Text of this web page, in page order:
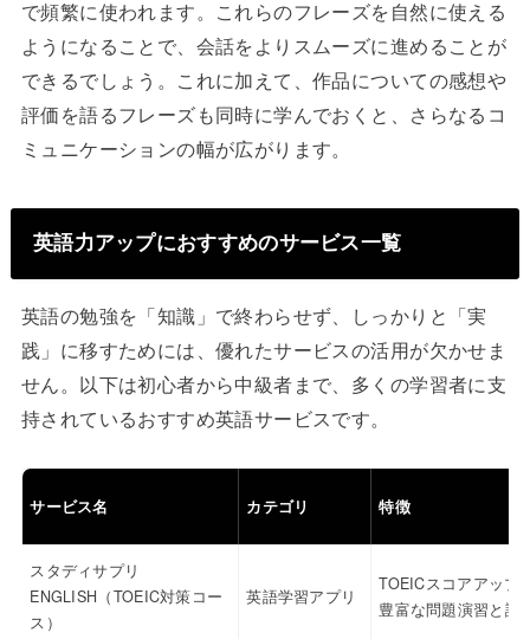
で頻繁に使われます。これらのフレーズを自然に使える
ようになることで、会話をよりスムーズに進めることが
できるでしょう。これに加えて、作品についての感想や
評価を語るフレーズも同時に学んでおくと、さらなるコ
ミュニケーションの幅が広がります。
英語力アップにおすすめのサービス一覧
英語の勉強を「知識」で終わらせず、しっかりと「実
践」に移すためには、優れたサービスの活用が欠かせま
せん。以下は初心者から中級者まで、多くの学習者に支
持されているおすすめ英語サービスです。
サービス名 カテゴリ 特徴
スタディサプリ
ENGLISH（TOEIC対策コー
ス）
英語学習アプリ
TOEICスコアアップ
豊富な問題演習と講